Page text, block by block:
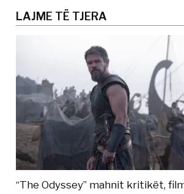
LAJME TË TJERA
“The Odyssey” mahnit kritikët,